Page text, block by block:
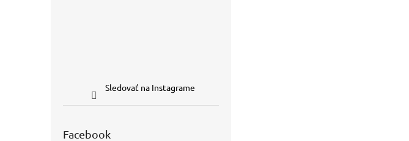
Sledovať na Instagrame
Facebook